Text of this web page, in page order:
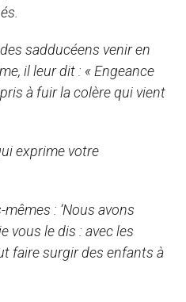
sadducéens venir en
il leur dit : « Engeance
à fuir la colère qui vient
exprime votre
: ‘Nous avons
vous le dis : avec les
faire surgir des enfants à